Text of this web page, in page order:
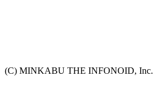
(C) MINKABU THE INFONOID, Inc.